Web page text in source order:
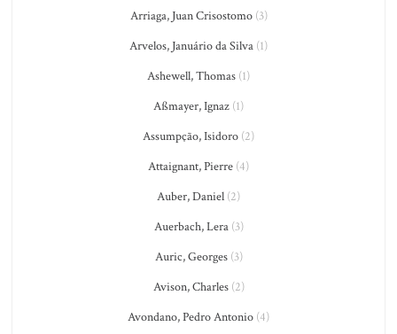
Arriaga, Juan Crisostomo(3)
Arvelos, Januário da Silva (1)
Ashewell, Thomas (1)
Aßmayer, Ignaz (1)
Assumpção, Isidoro (2)
Attaignant, Pierre (4)
Auber, Daniel (2)
Auerbach, Lera(3)
Auric, Georges(3)
Avison, Charles(2)
Avondano, Pedro Antonio (4)